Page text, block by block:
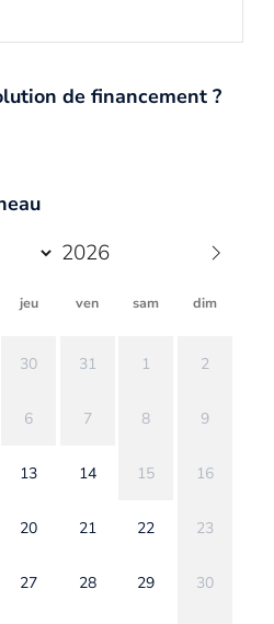
de financement ?
jeu ven sam dim
30 31 1 2
6 7 8 9
13 14 15 16
20 21 22 23
27 28 29 30